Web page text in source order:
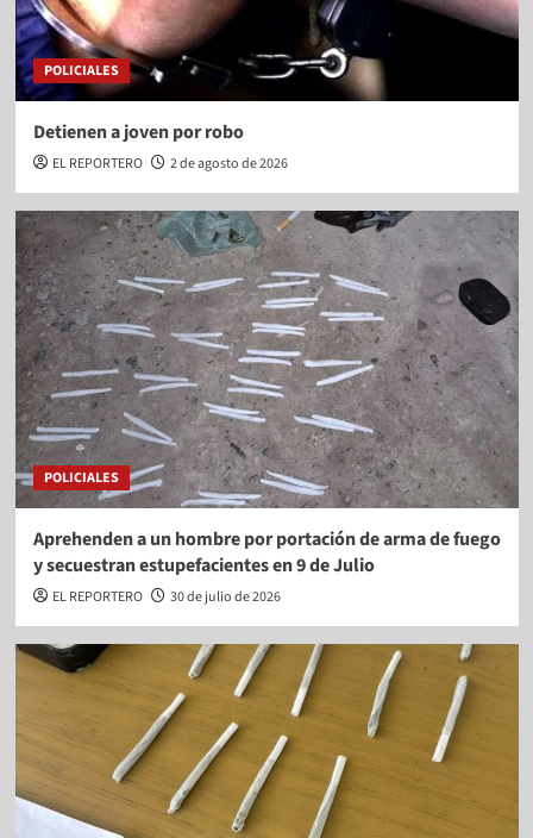
POLICIALES
Detienen a joven por robo
EL REPORTERO 2 de agosto de 2026
POLICIALES
Aprehenden a un hombre por portación de arma de fuego
y secuestran estupefacientes en 9 de Julio
EL REPORTERO 30 de julio de 2026